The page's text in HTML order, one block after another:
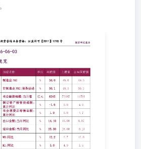
览 二、商品投资参考 综合 1、当地时间6月
令部表示，美国海军“亚伯拉罕·林肯”号航
伯海航行，并继续支持美国针对伊朗实施的
美国中央司令部称，为确保相关封锁措施得
对122艘商业船只进行了改道处理。当前，
区维持大规模军事部署，以支持针对伊朗的
。 2、据伊朗方面消息，霍尔木兹海峡船舶
统已全面开放，全球船东和船长可提交通行
后，船舶将获得通行许可。伊朗媒体披露伊
停数日”，尽管一些西方媒体和官员称仍在
际情况并非如此。不过，美国总统特朗普表